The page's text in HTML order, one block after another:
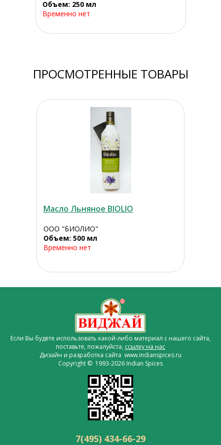
Объем: 250 мл
Временно нет
ПРОСМОТРЕННЫЕ ТОВАРЫ
Масло Льняное BIOLIO
ООО "БИОЛИО"
Объем: 500 мл
Временно нет
Если Вы будете использовать какой-либо материал с нашего сайта,
поставьте, пожалуйста, ссылку на нас
Дизайн и разработка сайта www.indianspices.ru
Copyright © 1993-2026 Indian Spices
7(495) 434-66-29